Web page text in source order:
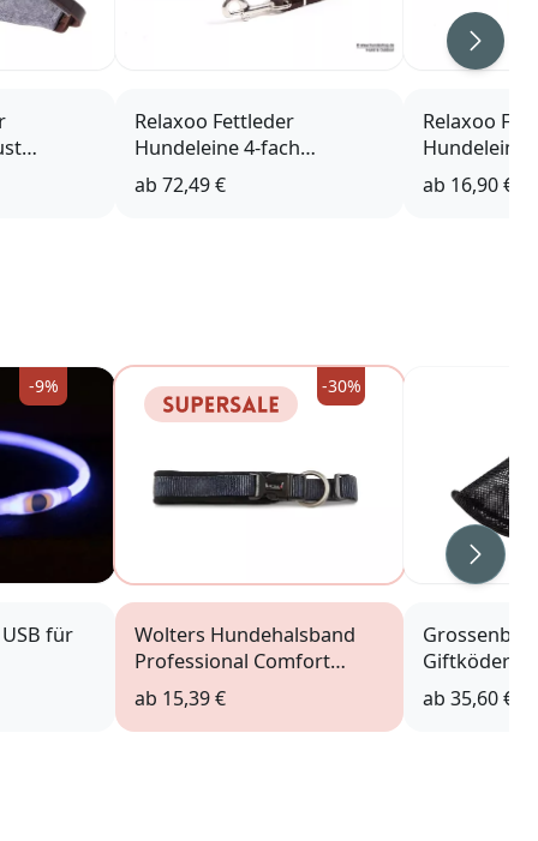
Relaxoo Fettleder
Hundeleine 4-fach
verstellbar Just
Hundesport Edition
ab 72,49 €
Relaxoo
Hundeleine
Hundesport
ab 16,90 €
Weiter
-9%
für
-30%
Wolters Hundehalsband
Professional Comfort
graphit
ab 15,39 €
schwarz
ab 35,60 €
Weiter